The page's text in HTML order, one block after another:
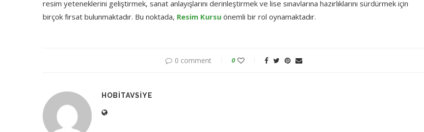
resim yeteneklerini geliştirmek, sanat anlayışlarını derinleştirmek ve lise sınavlarına hazırlıklarını sürdürmek için
birçok fırsat bulunmaktadır. Bu noktada, Resim Kursu önemli bir rol oynamaktadır.
0 comment 0
HOBITAVSIYE